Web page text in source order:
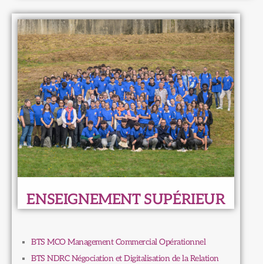
ENSEIGNEMENT SUPÉRIEUR
BTS MCO Management Commercial Opérationnel
BTS NDRC Négociation et Digitalisation de la Relation